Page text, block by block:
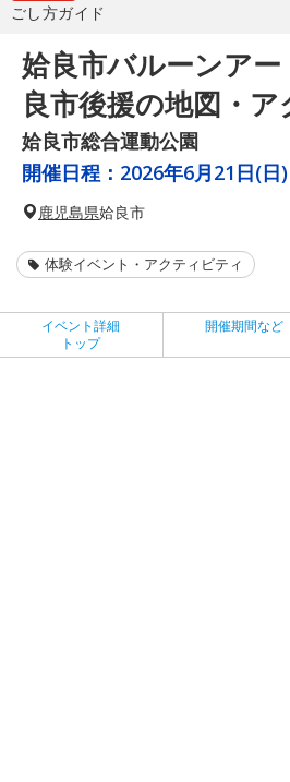
ごし方ガイド
姶良市バルーンア
良市後援の地図・ア
姶良市総合運動公園
開催日程： 2026年6月21日(日)
鹿児島県姶良市
体験イベント・アクティビティ
イベント詳細
トップ
開催期間など